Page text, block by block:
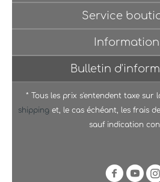
Service
Bulletin
* Tous les prix s'entendent taxe sur
shipping et, le cas échéant, les frais
sauf indication